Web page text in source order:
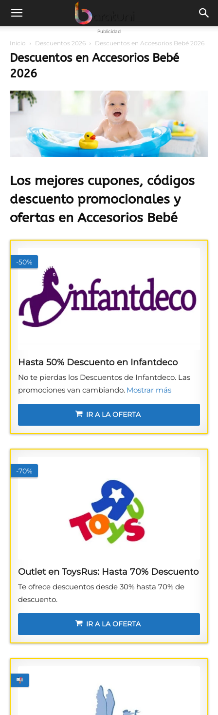
Publicidad
Inicio Descuentos 2026 Descuentos en Accesorios Bebé 2026
Descuentos en Accesorios Bebé
2026
Los mejores cupones, códigos
descuento promocionales y
ofertas en Accesorios Bebé
-50%
Hasta 50% Descuento en Infantdeco
No te pierdas los Descuentos de Infantdeco. Las
promociones van cambiando. Mostrar más
IR A LA OFERTA
-70%
Outlet en ToysRus: Hasta 70% Descuento
Te ofrece descuentos desde 30% hasta 70% de
descuento.
IR A LA OFERTA